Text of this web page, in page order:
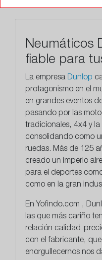
Neumáticos
fiable para
La empresa Dunlop
protagonismo en el
en grandes eventos
pasando por las
tradicionales, 4x4 y la
consolidando como
ruedas. Más de 125
creado un imperio
para el deportes
como en la gran
En Yofindo.com ,
las que más cariño
relación calidad-
con el fabricante,
enorgullecernos nos